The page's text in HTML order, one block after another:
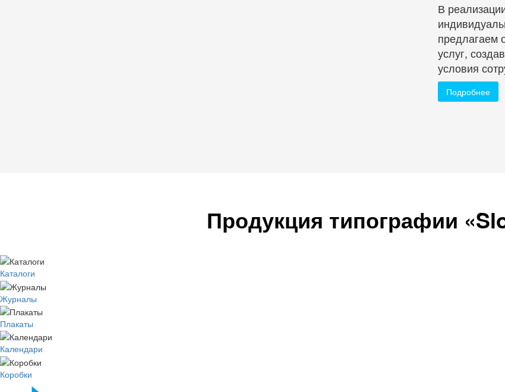
В
предлагаем
услуг,
условия
Подробнее
Продукция типографии
Каталоги
Журналы
Плакаты
Календари
Коробки